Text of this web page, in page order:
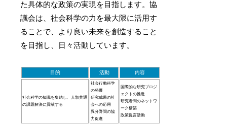
た具体的な政策の実現を目指します。協
議会は、社会科学の力を最大限に活用す
ることで、より良い未来を創造すること
を目指し、日々活動しています。
目的 活動 内容
社会科学の知識を集結し、人類共通
の課題解決に貢献する
社会行動科学
の発展
研究成果の社
会への応用
異分野間の協
力促進
国際的な研究プロジ
ェクトの推進
研究者間のネットワ
ーク構築
政策提言活動